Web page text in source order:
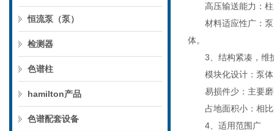
恒流泵（泵）
检测器
色谱柱
hamilton产品
色谱配套设备
高压输送能力：柱
材料适应性广：泵
体。
3、结构紧凑，维
模块化设计：泵体
易损件少：主要磨
占地面积小：相比
4、适用范围广